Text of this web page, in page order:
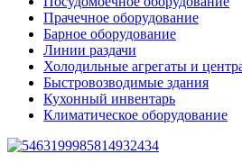
Прачечное оборудование
Барное оборудование
Линии раздачи
Холодильные агрегаты и
Быстровозводимые здания
Кухонный инвентарь
Климатическое оборудование